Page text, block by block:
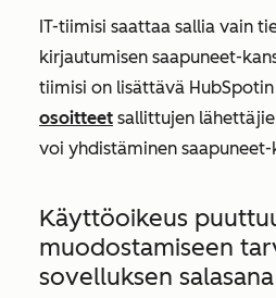
IT-tiimisi saattaa sallia vain
kirjautumisen saapuneet-
tiimisi on lisättävä
osoitteet sallittujen
voi yhdistäminen saapuneet-
Käyttöoikeus
muodostamiseen
sovelluksen salasana